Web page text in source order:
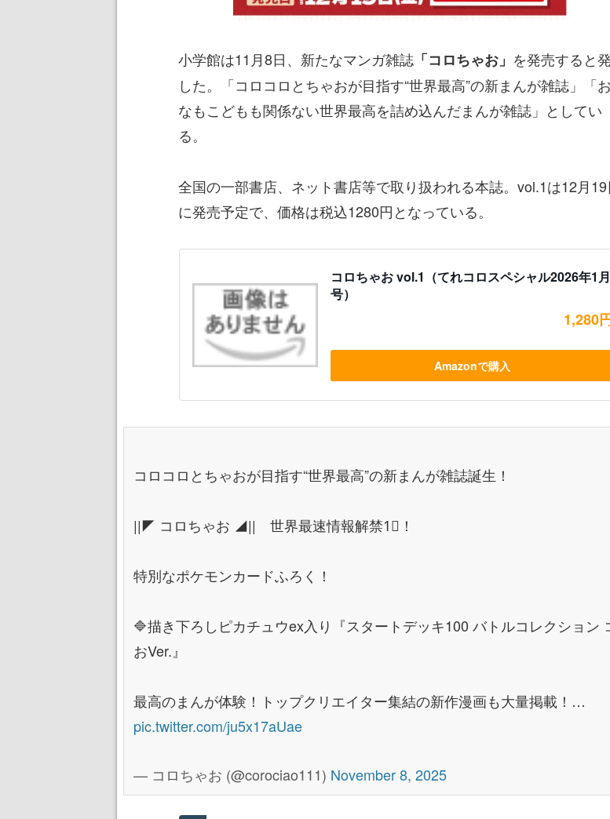
小学館は11月8日、新たなマンガ雑誌 「コロちゃお」 を発売すると
した。「コロコロとちゃおが目指す“世界最高”の新まんが雑誌」「
なもこどもも関係ない世界最高を詰め込んだまんが雑誌」としてい
る。
全国の一部書店、ネット書店等で取り扱われる本誌。vol.1は12月19
に発売予定で、価格は税込1280円となっている。
コロちゃお vol.1（てれコロスペシャル2026年1月
号）
1,280
Amazonで購入
コロコロとちゃおが目指す“世界最高”の新まんが雑誌誕生！
||◤ コロちゃお ◢|| 世界最速情報解禁1⃣！
特別なポケモンカードふろく！
🔷描き下ろしピカチュウex入り『スタートデッキ100 バトルコレクション
おVer.』
最高のまんが体験！トップクリエイター集結の新作漫画も大量掲載！…
pic.twitter.com/ju5x17aUae
— コロちゃお (@corociao111) November 8, 2025